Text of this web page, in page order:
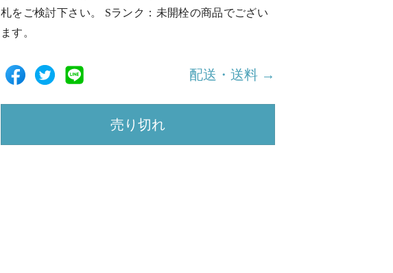
札をご検討下さい。 Sランク：未開栓の商品でござい
ます。
配送・送料 →
売り切れ